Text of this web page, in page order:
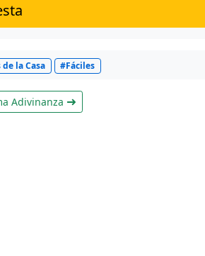
la Casa #Fáciles
Adivinanza